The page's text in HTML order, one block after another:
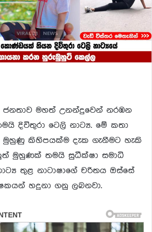
ජනතාව මහත් උනන්දුවෙන් නරඹන
දිවිතුරා ටෙලි නාට්‍ය. මේ කතා
මුහුණු කිහිපයක්ම දැක ගැනීමට හැකි
මුහුණක් තමයි සුධීක්ෂා සමාධි
තුළ නාටාෂාගේ චරිතය ඔස්සේ
හදුනා ගනු ලබනවා.